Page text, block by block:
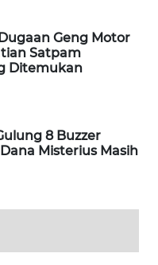
Geng Motor
Satpam
Ditemukan
8 Buzzer
Misterius Masih